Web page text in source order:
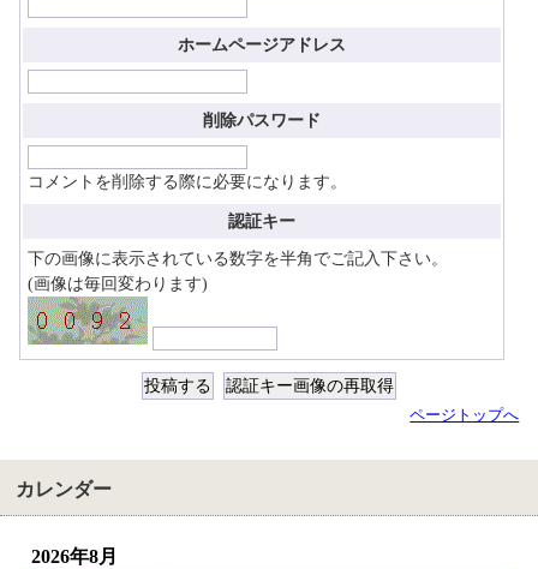
ホームページアドレス
削除パスワード
コメントを削除する際に必要になります。
認証キー
下の画像に表示されている数字を半角でご記入下さい。
(画像は毎回変わります)
ページトップへ
カレンダー
2026年8月